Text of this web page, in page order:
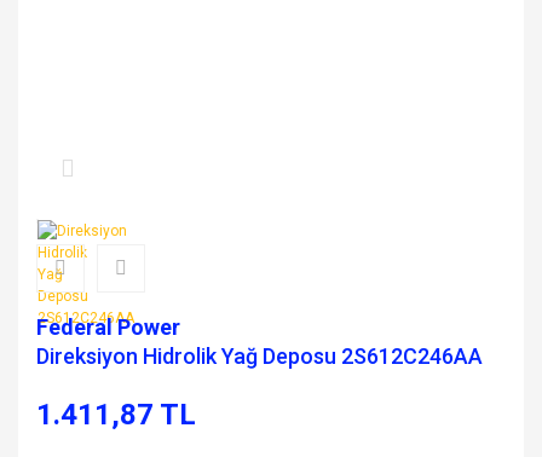
Federal Power
Direksiyon Hidrolik Yağ Deposu 2S612C246AA
1.411,87 TL